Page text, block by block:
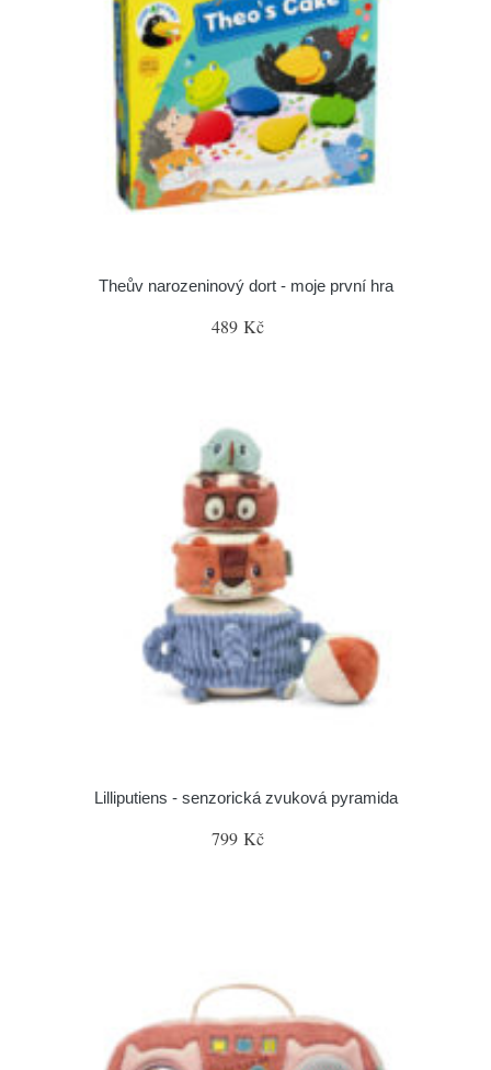
Theův narozeninový dort - moje první hra
489 Kč
Lilliputiens - senzorická zvuková pyramida
799 Kč